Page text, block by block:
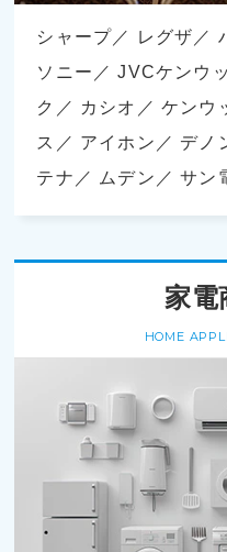
シャープ レグザ
ソニー
JVCケンウ
ク
カシオ ケンウ
ス
アイホン デノ
テナ
ムデン サン
家電
HOME